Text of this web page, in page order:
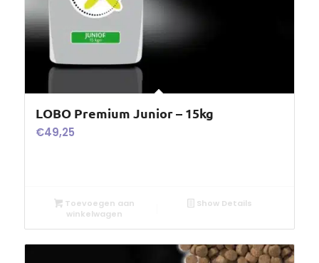
LOBO Premium Junior – 15kg
€49,25
Toevoegen aan
winkelwagen
Show Details